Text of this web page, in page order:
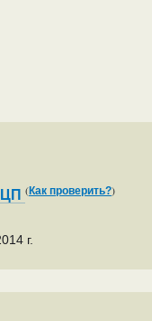
(Как проверить?)
г.